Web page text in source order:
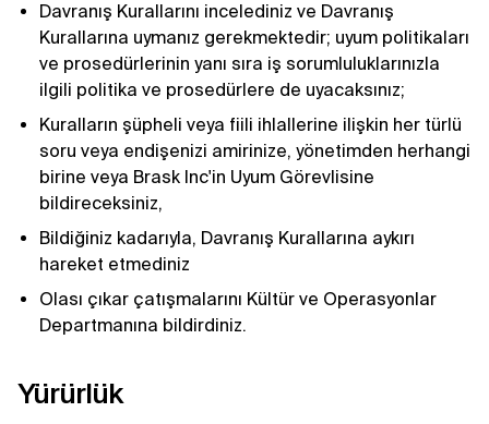
Davranış Kurallarını incelediniz ve Davranış
Kurallarına uymanız gerekmektedir; uyum politikaları
ve prosedürlerinin yanı sıra iş sorumluluklarınızla
ilgili politika ve prosedürlere de uyacaksınız;
Kuralların şüpheli veya fiili ihlallerine ilişkin her türlü
soru veya endişenizi amirinize, yönetimden herhangi
birine veya Brask Inc'in Uyum Görevlisine
bildireceksiniz,
Bildiğiniz kadarıyla, Davranış Kurallarına aykırı
hareket etmediniz
Olası çıkar çatışmalarını Kültür ve Operasyonlar
Departmanına bildirdiniz.
Yürürlük